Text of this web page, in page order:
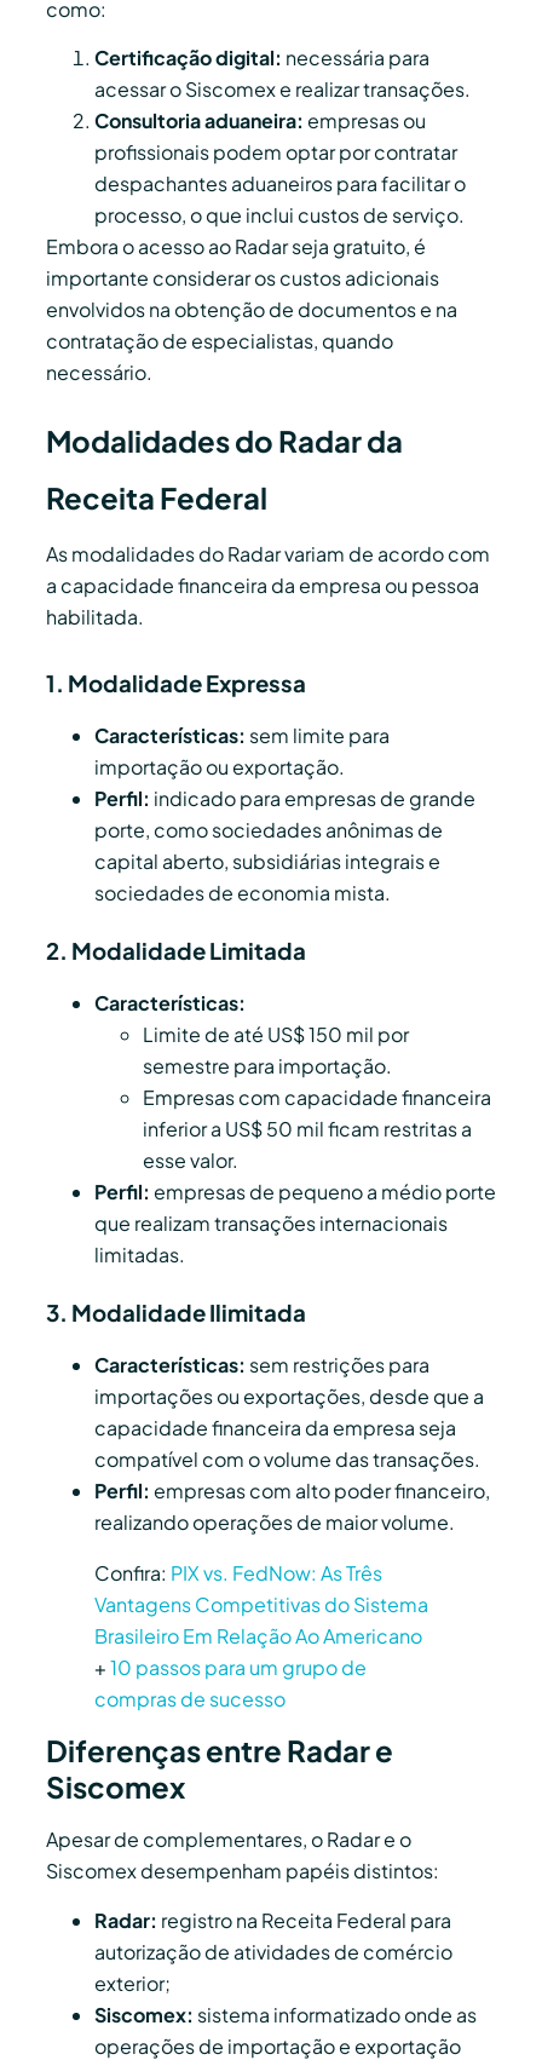
como:
Certificação digital: necessária para
acessar o Siscomex e realizar transações.
Consultoria aduaneira: empresas ou
profissionais podem optar por contratar
despachantes aduaneiros para facilitar o
processo, o que inclui custos de serviço.
Embora o acesso ao Radar seja gratuito, é
importante considerar os custos adicionais
envolvidos na obtenção de documentos e na
contratação de especialistas, quando
necessário.
Modalidades do Radar da
Receita Federal
As modalidades do Radar variam de acordo com
a capacidade financeira da empresa ou pessoa
habilitada.
1. Modalidade Expressa
Características: sem limite para
importação ou exportação.
Perfil: indicado para empresas de grande
porte, como sociedades anônimas de
capital aberto, subsidiárias integrais e
sociedades de economia mista.
2. Modalidade Limitada
Características:
Limite de até US$ 150 mil por
semestre para importação.
Empresas com capacidade financeira
inferior a US$ 50 mil ficam restritas a
esse valor.
Perfil: empresas de pequeno a médio porte
que realizam transações internacionais
limitadas.
3. Modalidade Ilimitada
Características: sem restrições para
importações ou exportações, desde que a
capacidade financeira da empresa seja
compatível com o volume das transações.
Perfil: empresas com alto poder financeiro,
realizando operações de maior volume.
Confira: PIX vs. FedNow: As Três
Vantagens Competitivas do Sistema
Brasileiro Em Relação Ao Americano
+10 passos para um grupo de
compras de sucesso
Diferenças entre Radar e
Siscomex
Apesar de complementares, o Radar e o
Siscomex desempenham papéis distintos:
Radar: registro na Receita Federal para
autorização de atividades de comércio
exterior;
Siscomex: sistema informatizado onde as
operações de importação e exportação